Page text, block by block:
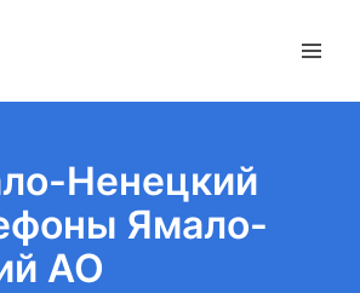
Ненецкий
Ямало-
АО